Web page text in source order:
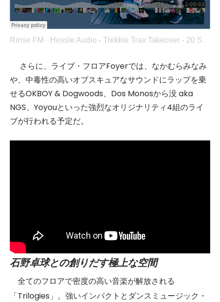
Rinse FM · Hessle Audio - Trekkie Trax Takeover - 20 September 2021
さらに、ライブ・フロアFoyerでは、なかむらみなみ
や、中毒性の高いオブスキュアなサウンドにラップを乗
せるOKBOY & Dogwoods、Dos Monosから没 aka
NGS、Yoyouといった強烈なオリジナリティ4組のライ
ブが行われる予定だ。
石野卓球との創りだす極上な空間
全てのフロアで密度の高い音楽が解放される
「Trilogies」。強いインパクトとダンスミュージック・